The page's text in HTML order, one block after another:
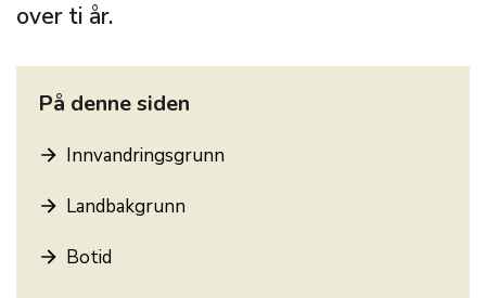
over ti år.
På denne siden
Innvandringsgrunn
Landbakgrunn
Botid